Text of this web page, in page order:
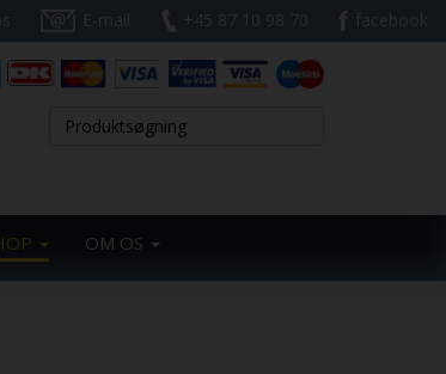
E-mail +45 87 10 98 70 facebook
OM OS